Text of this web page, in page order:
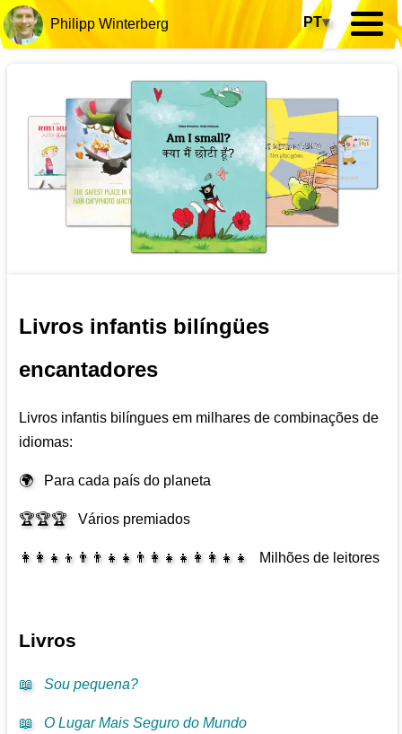
Philipp Winterberg PT▾
Livros infantis bilíngües
encantadores
Livros infantis bilíngues em milhares de combinações de
idiomas:
🌍 Para cada país do planeta
🏆🏆🏆 Vários premiados
👩‍👩‍👧‍👦👨‍👨‍👧‍👧👨‍👩‍👧‍👧👩‍👩‍👧‍👧 Milhões de leitores
Livros
📖 Sou pequena?
📖 O Lugar Mais Seguro do Mundo